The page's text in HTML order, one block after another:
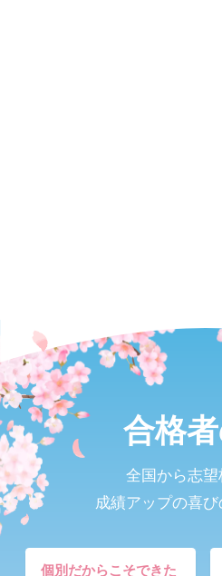
合格
全国から志望
成績アップの喜び
個別だからこそできた